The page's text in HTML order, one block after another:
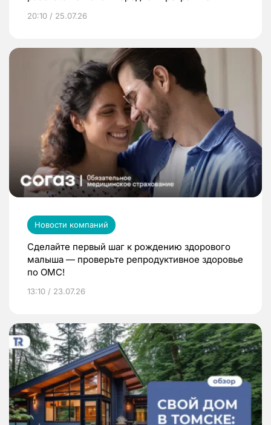
20:10 / 25.07.26
Новости компаний
Сделайте первый шаг к рождению здорового
малыша — проверьте репродуктивное здоровье
по ОМС!
13:10 / 23.07.26